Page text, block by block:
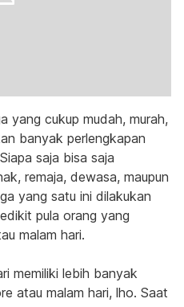
yang cukup mudah, murah,
banyak perlengkapan
saja bisa saja
remaja, dewasa, maupun
yang satu ini dilakukan
pula orang yang
malam hari.
memiliki lebih banyak
atau malam hari, lho. Saat